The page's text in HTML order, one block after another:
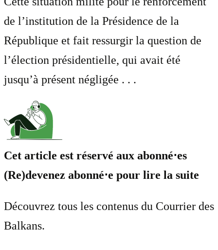
de l’institution de la Présidence de la
République et fait ressurgir la question de
l’élection présidentielle, qui avait été
jusqu’à présent négligée . . .
Cet article est réservé aux abonné⋅es
(Re)devenez abonné⋅e pour lire la suite
Découvrez tous les contenus du Courrier des
Balkans.